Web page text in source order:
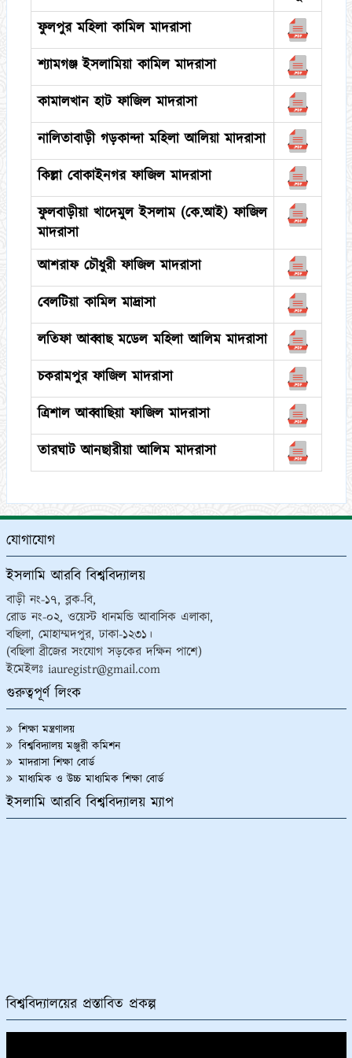
ফুলপুর মহিলা কামিল মাদরাসা
শ্যামগঞ্জ ইসলামিয়া কামিল মাদরাসা
কামালখান হাট ফাজিল মাদরাসা
নালিতাবাড়ী গড়কান্দা মহিলা আলিয়া মাদরাসা
কিল্লা বোকাইনগর ফাজিল মাদরাসা
ফুলবাড়ীয়া খাদেমুল ইসলাম (কে.আই) ফাজিল
মাদরাসা
আশরাফ চৌধুরী ফাজিল মাদরাসা
বেলটিয়া কামিল মাদ্রাসা
লতিফা আব্বাছ মডেল মহিলা আলিম মাদরাসা
চকরামপুর ফাজিল মাদরাসা
ত্রিশাল আব্বাছিয়া ফাজিল মাদরাসা
তারঘাট আনছারীয়া আলিম মাদরাসা
যোগাযোগ
ইসলামি আরবি বিশ্ববিদ্যালয়
বাড়ী নং-১৭, ব্লক-বি,
রোড নং-০২, ওয়েস্ট ধানমন্ডি আবাসিক এলাকা,
বছিলা, মোহাম্মদপুর, ঢাকা-১২৩১।
(বছিলা ব্রীজের সংযোগ সড়কের দক্ষিন পাশে)
ইমেইলঃ iauregistr@gmail.com
গুরুত্বপূর্ণ লিংক
শিক্ষা মন্ত্রণালয়
বিশ্ববিদ্যালয় মঞ্জুরী কমিশন
মাদরাসা শিক্ষা বোর্ড
মাধ্যমিক ও উচ্চ মাধ্যমিক শিক্ষা বোর্ড
ইসলামি আরবি বিশ্ববিদ্যালয় ম্যাপ
বিশ্ববিদ্যালয়ের প্রস্তাবিত প্রকল্প